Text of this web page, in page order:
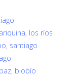
los ríos
santiago
biobío